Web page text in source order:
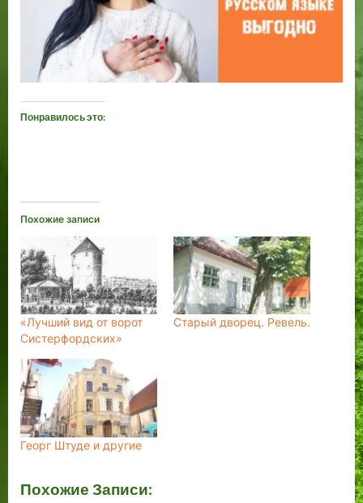
Понравилось это:
Похожие записи
«Лучший вид от ворот
Систерфордских»
Старый дворец. Ревель.
Георг Штуде и другие
Похожие Записи: